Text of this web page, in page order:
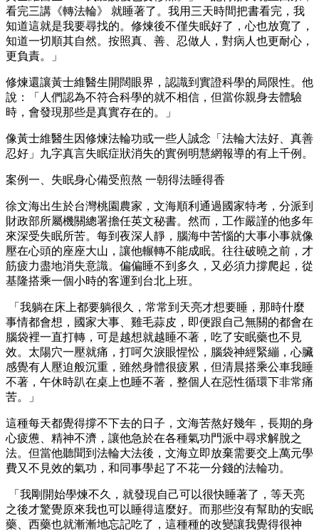
看完三講《轉法輪》 就睡著了。我用三天時間把書看完，我
知道這就是我要尋找的。修煉後不僅失眠好了，心也放寬了，
知道一切順其自然。按照真、善、忍做人，對病人也更耐心，
更負責。」
修煉還讓黃士維醫生開闊眼界，認識到實證科學的局限性。他
說：「人們認為不符合科學的就不相信，但當你親身去體驗
時，會發現那些是真實存在的。」
像黃士維醫生因修煉法輪功或一些人誠念「法輪大法好、真善
忍好」九字真言失眠症狀消失的實例明慧網報導的有上千例。
案例一、失眠身心備受煎熬 一朝得法睡得香
徐文海出生於台灣桃園農家，文海順利通過國家特考，分派到
財政部所屬機關總署擔任英文秘書。然而，工作嚴謹的他多年
來深受失眠所苦。每到夜深人靜，腦海中苦惱的大事小事就像
壓在心頭的座座大山，讓他輾轉不能成眠。往往破曉之前，才
筋疲力盡地消失意識。偏偏睡不到多久，又必須力撐爬起，從
基隆搭乘一個小時的客運到台北上班。
「我躺在床上都要躺很久，常常到天亮才想要睡，那時什麼
事情都會想，國家大事、雞毛蒜皮，即便跟自己無關的都會在
腦袋裡一直打轉，可是越想就越睡不著，吃了安眠藥也不見
效。太陽穴一壓就痛，打呵欠淚眼惺忪，腦袋神經緊繃，心臟
感覺有人壓迫般沉重，雖然身體很疲累，但清晨搭乘公車我睡
不著，午休時趴在桌上也睡不著，整個人在惡性循環下非常痛
苦。」
這種每天都覺得撐不下去的日子，文海苦熬好幾年，長期的身
心疲憊、精神不濟，讓他急於在各種氣功門派中尋求解脫之
法。但當他聽聞到法輪大法後，文海立即放棄需要交上萬元學
費又不見效的氣功，和同事學起了不花一分錢的法輪功。
「我剛開始學煉不久，就發現自己可以很快睡著了，等天亮
之後才驚覺原來我也可以睡得這麼好。而那些沒有幫助的安眠
藥、西藥也就漸漸地忘記吃了，這種種的改變讓我覺得很神